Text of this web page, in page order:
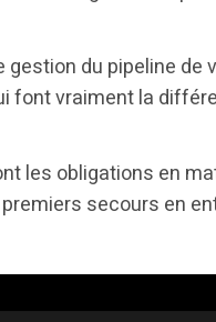
n
gestion du pipeline de
font vraiment la
les obligations en
secours en